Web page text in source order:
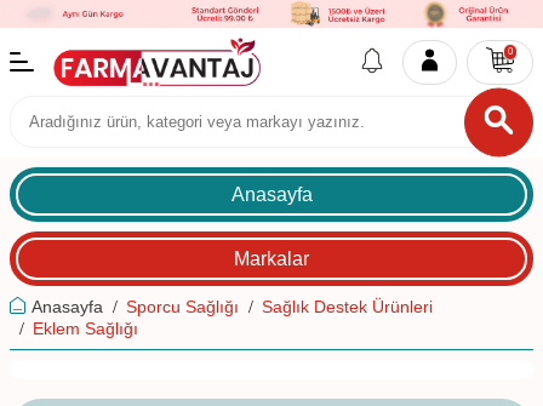
0
Anasayfa
Markalar
Anasayfa Sporcu Sağlığı
Sağlık Destek Ürünleri
Eklem Sağlığı